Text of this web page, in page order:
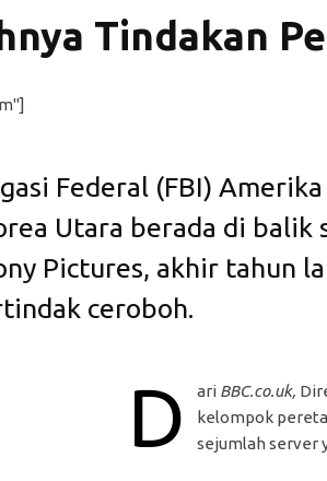
Tindakan
Federal (FBI)
Utara berada di balik
Pictures, akhir tahun
ceroboh.
D ari BBC.co.uk,
kelompok
sejumlah server